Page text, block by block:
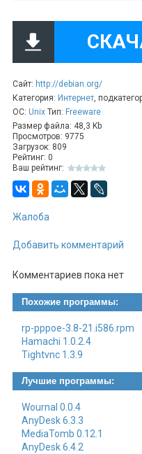
зависимостях, но это не
Использование:
pppoeconf
и следуйте инструкциям :)
Сайт: http://debian.org/
Категория: Интернет,
ОС: Unix Тип: Freeware
Размер файла: 48,3 Kb
Просмотров: 9775
Загрузок: 809
Рейтинг: 0
Ваш рейтинг:
Жалоба
Добавить комментарий
Комментариев пока нет
Похожие программы:
rp-pppoe-3.8-21.i586.rpm
Hamachi 1.0.2.4
Tightvnc 1.3.9
Лучшие программы:
Wournal 0.0.4
AnyDesk 6.3.3
MediaTomb 0.12.1
AnyDesk 6.4.2